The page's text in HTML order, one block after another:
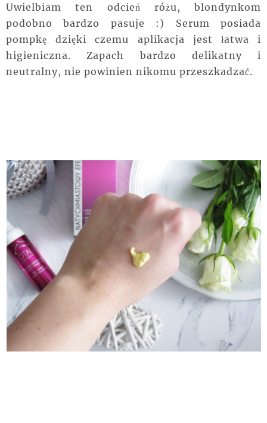
Uwielbiam ten odcień różu, blondynkom
podobno bardzo pasuje :) Serum posiada
pompkę dzięki czemu aplikacja jest łatwa i
higieniczna. Zapach bardzo delikatny i
neutralny, nie powinien nikomu przeszkadzać.